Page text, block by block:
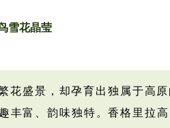
雪花晶莹
花盛景，却孕育出独属于高
丰富、韵味独特。香格里拉